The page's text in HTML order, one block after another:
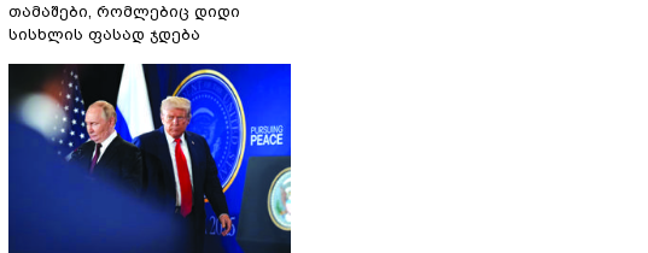
თამაშები, რომლებიც დიდი
სისხლის ფასად ჯდება